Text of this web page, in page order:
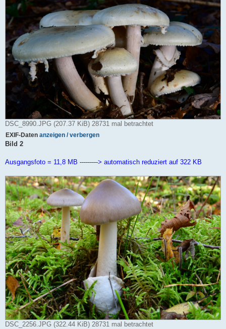
DSC_8990.JPG (207.37 KiB) 28731 mal betrachtet
EXIF-Daten anzeigen / verbergen
Bild 2
Ausgangsfoto = 11,8 MB ---------> automatisch reduziert auf 322 KB
DSC_2256.JPG (322.44 KiB) 28731 mal betrachtet